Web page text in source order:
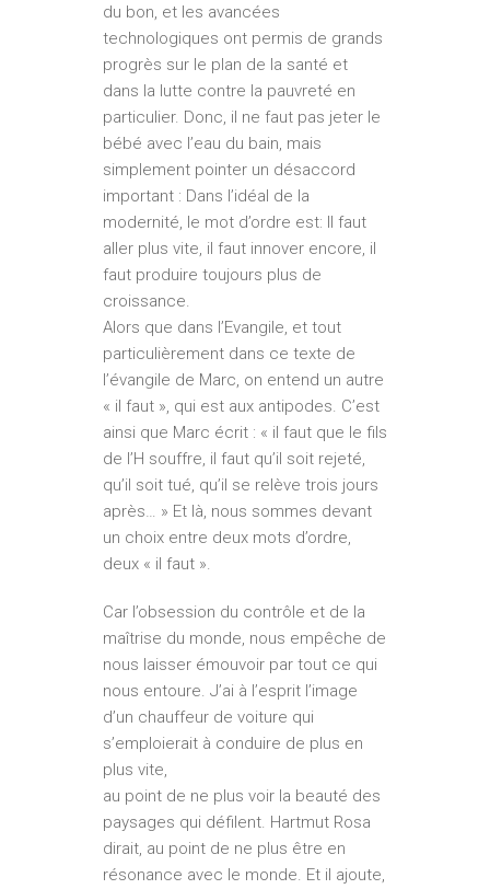
du bon, et les avancées
technologiques ont permis de grands
progrès sur le plan de la santé et
dans la lutte contre la pauvreté en
particulier. Donc, il ne faut pas jeter le
bébé avec l’eau du bain, mais
simplement pointer un désaccord
important : Dans l’idéal de la
modernité, le mot d’ordre est: Il faut
aller plus vite, il faut innover encore, il
faut produire toujours plus de
croissance.
Alors que dans l’Evangile, et tout
particulièrement dans ce texte de
l’évangile de Marc, on entend un autre
« il faut », qui est aux antipodes. C’est
ainsi que Marc écrit : « il faut que le fils
de l’H souffre, il faut qu’il soit rejeté,
qu’il soit tué, qu’il se relève trois jours
après… » Et là, nous sommes devant
un choix entre deux mots d’ordre,
deux « il faut ».
Car l’obsession du contrôle et de la
maîtrise du monde, nous empêche de
nous laisser émouvoir par tout ce qui
nous entoure. J’ai à l’esprit l’image
d’un chauffeur de voiture qui
s’emploierait à conduire de plus en
plus vite,
au point de ne plus voir la beauté des
paysages qui défilent. Hartmut Rosa
dirait, au point de ne plus être en
résonance avec le monde. Et il ajoute,